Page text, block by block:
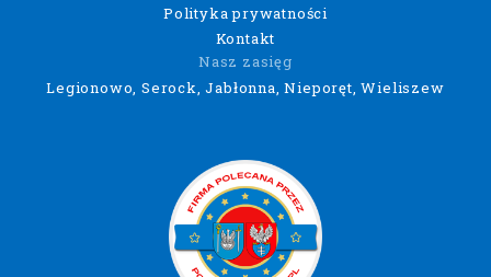
Polityka prywatności
Kontakt
Nasz zasięg
Legionowo, Serock, Jabłonna, Nieporęt, Wieliszew